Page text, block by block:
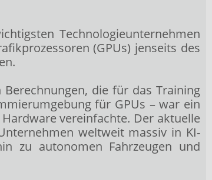
Technologieunternehmen
(GPUs) jenseits des
die für das Training
für GPUs – war ein
vereinfachte. Der aktuelle
weltweit massiv in KI-
zu autonomen Fahrzeugen und